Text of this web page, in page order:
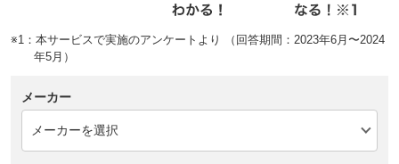
※1：本サービスで実施のアンケートより （回答期間：2023年6月〜2024
年5月）
メーカー